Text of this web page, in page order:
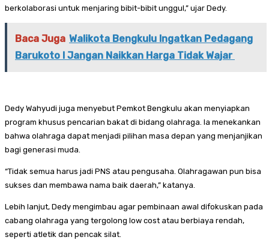
berkolaborasi untuk menjaring bibit-bibit unggul,” ujar Dedy.
Baca Juga Walikota Bengkulu Ingatkan Pedagang
Barukoto l Jangan Naikkan Harga Tidak Wajar
Dedy Wahyudi juga menyebut Pemkot Bengkulu akan menyiapkan
program khusus pencarian bakat di bidang olahraga. Ia menekankan
bahwa olahraga dapat menjadi pilihan masa depan yang menjanjikan
bagi generasi muda.
“Tidak semua harus jadi PNS atau pengusaha. Olahragawan pun bisa
sukses dan membawa nama baik daerah,” katanya.
Lebih lanjut, Dedy mengimbau agar pembinaan awal difokuskan pada
cabang olahraga yang tergolong low cost atau berbiaya rendah,
seperti atletik dan pencak silat.